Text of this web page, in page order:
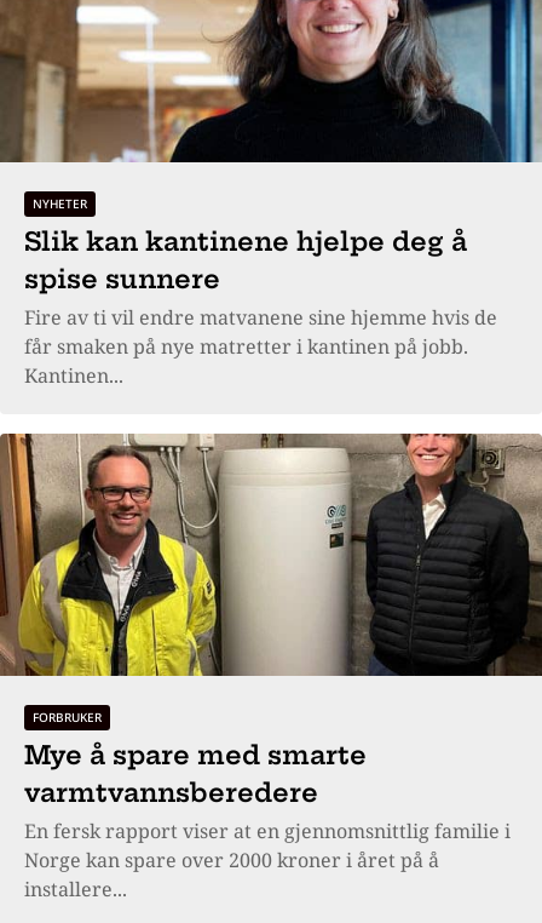
NYHETER
Slik kan kantinene hjelpe deg å
spise sunnere
Fire av ti vil endre matvanene sine hjemme hvis de
får smaken på nye matretter i kantinen på jobb.
Kantinen...
FORBRUKER
Mye å spare med smarte
varmtvannsberedere
En fersk rapport viser at en gjennomsnittlig familie i
Norge kan spare over 2000 kroner i året på å
installere...